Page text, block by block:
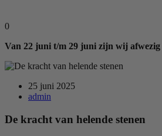
0
Van 22 juni t/m 29 juni zijn wij afwezig
25 juni 2025
admin
De kracht van helende stenen